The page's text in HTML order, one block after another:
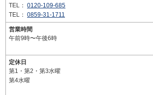
TEL： 0120-109-685
TEL： 0859-31-1711
営業時間
午前9時〜午後6時
定休日
第1・第2・第3水曜
第4水曜